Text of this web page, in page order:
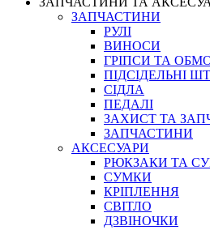
ЗАПЧАСТИНИ
РУЛІ
ВИНОСИ
ГРІПСИ ТА
ПІДСІДЕЛЬНІ
СІДЛА
ПЕДАЛІ
ЗАХИСТ ТА
ЗАПЧАСТИНИ
АКСЕСУАРИ
РЮКЗАКИ ТА
СУМКИ
КРІПЛЕННЯ
СВІТЛО
ДЗВІНОЧКИ